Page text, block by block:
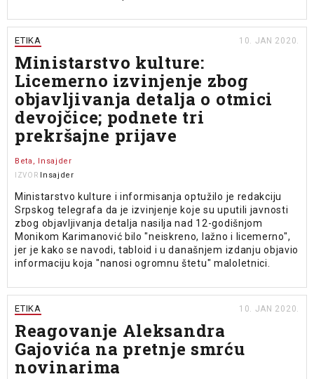
ETIKA 10. JAN 2020.
Ministarstvo kulture:
Licemerno izvinjenje zbog
objavljivanja detalja o otmici
devojčice; podnete tri
prekršajne prijave
Beta, Insajder
IZVOR Insajder
Ministarstvo kulture i informisanja optužilo je redakciju
Srpskog telegrafa da je izvinjenje koje su uputili javnosti
zbog objavljivanja detalja nasilja nad 12-godišnjom
Monikom Karimanović bilo "neiskreno, lažno i licemerno",
jer je kako se navodi, tabloid i u današnjem izdanju objavio
informaciju koja "nanosi ogromnu štetu" maloletnici.
ETIKA 10. JAN 2020.
Reagovanje Aleksandra
Gajovića na pretnje smrću
novinarima